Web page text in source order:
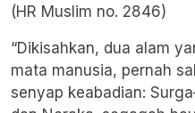
(HR Muslim no. 2846)
“Dikisahkan, dua alam
mata manusia, pernah
senyap keabadian: